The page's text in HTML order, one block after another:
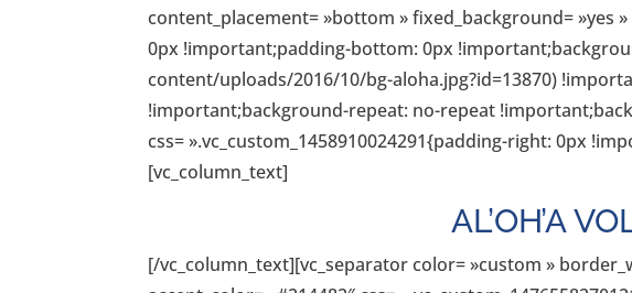
content_placement= »bottom » fixed_background= »yes
0px !important;padding-bottom: 0px
content/uploads/2016/10/bg-aloha.jpg?id=13870)
!important;background-repeat: no-repeat
css= ».vc_custom_1458910024291{padding-right: 0px
[vc_column_text]
AL’OH’A
[/vc_column_text][vc_separator color= »custom »